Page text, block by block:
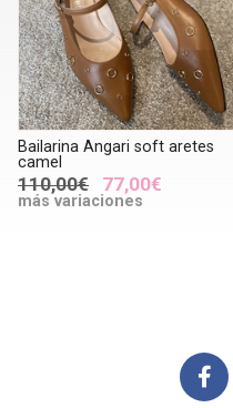
Bailarina Angari soft aretes
camel
110,00€ 77,00€
más variaciones